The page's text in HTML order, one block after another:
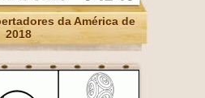
da América de
2018